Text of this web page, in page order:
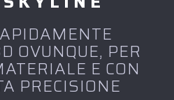
OVUNQUE, PER
E CON
PRECISIONE